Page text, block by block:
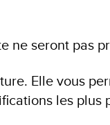
ne seront pas
Elle vous
les plus